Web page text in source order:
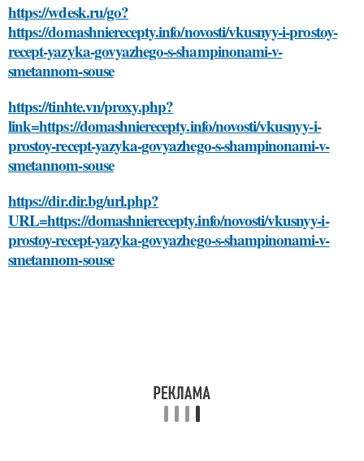
https://wdesk.ru/go?
https://domashnierecepty.info/novosti/vkusnyy-i-prostoy-
recept-yazyka-govyazhego-s-shampinonami-v-
smetannom-souse
https://tinhte.vn/proxy.php?
link=https://domashnierecepty.info/novosti/vkusnyy-i-
prostoy-recept-yazyka-govyazhego-s-shampinonami-v-
smetannom-souse
https://dir.dir.bg/url.php?
URL=https://domashnierecepty.info/novosti/vkusnyy-i-
prostoy-recept-yazyka-govyazhego-s-shampinonami-v-
smetannom-souse